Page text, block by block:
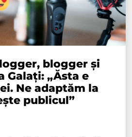
blogger și
Galați: „Ăsta e
Ne adaptăm la
publicul”